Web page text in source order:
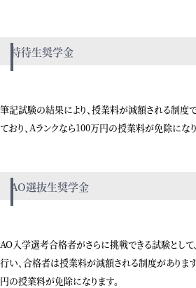
特待生奨学金
筆記試験の結果により、授業料が減額される制度で
ており、Aランクなら100万円の授業料が免除になり
AO選抜生奨学金
AO入学選考合格者がさらに挑戦できる試験として
行い、合格者は授業料が減額される制度がありま
円の授業料が免除になります。